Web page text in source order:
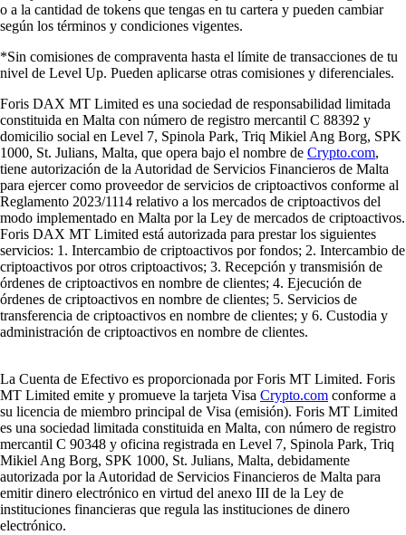
o a la cantidad de tokens que tengas en tu cartera y pueden cambiar
según los términos y condiciones vigentes.
*Sin comisiones de compraventa hasta el límite de transacciones de tu
nivel de Level Up. Pueden aplicarse otras comisiones y diferenciales.
Foris DAX MT Limited es una sociedad de responsabilidad limitada
constituida en Malta con número de registro mercantil C 88392 y
domicilio social en Level 7, Spinola Park, Triq Mikiel Ang Borg, SPK
1000, St. Julians, Malta, que opera bajo el nombre de Crypto.com,
tiene autorización de la Autoridad de Servicios Financieros de Malta
para ejercer como proveedor de servicios de criptoactivos conforme al
Reglamento 2023/1114 relativo a los mercados de criptoactivos del
modo implementado en Malta por la Ley de mercados de criptoactivos.
Foris DAX MT Limited está autorizada para prestar los siguientes
servicios: 1. Intercambio de criptoactivos por fondos; 2. Intercambio de
criptoactivos por otros criptoactivos; 3. Recepción y transmisión de
órdenes de criptoactivos en nombre de clientes; 4. Ejecución de
órdenes de criptoactivos en nombre de clientes; 5. Servicios de
transferencia de criptoactivos en nombre de clientes; y 6. Custodia y
administración de criptoactivos en nombre de clientes.
La Cuenta de Efectivo es proporcionada por Foris MT Limited. Foris
MT Limited emite y promueve la tarjeta Visa Crypto.com conforme a
su licencia de miembro principal de Visa (emisión). Foris MT Limited
es una sociedad limitada constituida en Malta, con número de registro
mercantil C 90348 y oficina registrada en Level 7, Spinola Park, Triq
Mikiel Ang Borg, SPK 1000, St. Julians, Malta, debidamente
autorizada por la Autoridad de Servicios Financieros de Malta para
emitir dinero electrónico en virtud del anexo III de la Ley de
instituciones financieras que regula las instituciones de dinero
electrónico.